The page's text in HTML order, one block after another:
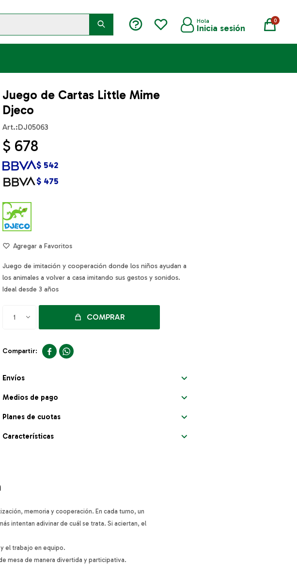
0
Juego de Cartas Little Mime
Djeco
DJ05063
$ 678
$ 475
$ 542
Juego de imitación y cooperación donde los niños ayudan a
los animales a volver a casa imitando sus gestos y sonidos.
Ideal desde 3 años
1 COMPRAR
 
Envíos
Medios de pago
Planes de cuotas
Características
memoria y cooperación. En cada turno, un
intentan adivinar de cuál se trata. Si aciertan, el
el trabajo en equipo.
mesa de manera divertida y participativa.